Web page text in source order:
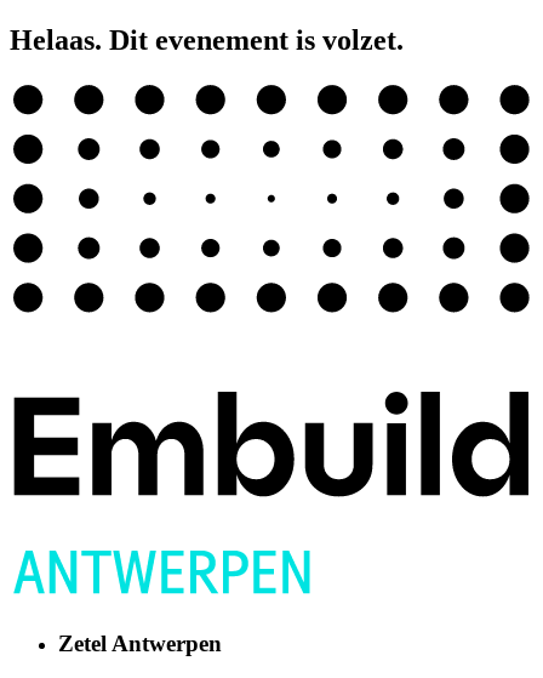
Helaas. Dit evenement is volzet.
Zetel Antwerpen